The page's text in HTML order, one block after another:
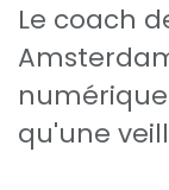
Le coach
qu'une